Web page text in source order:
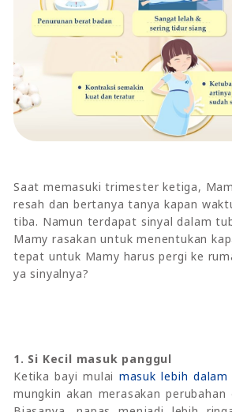
Saat memasuki trimester ketiga,
resah dan bertanya tanya kapan
tiba. Namun terdapat sinyal dalam
Mamy rasakan untuk menentukan
tepat untuk Mamy harus pergi ke
ya sinyalnya?
1. Si Kecil masuk panggul
Ketika bayi mulai masuk lebih dalam
mungkin akan merasakan perubahan